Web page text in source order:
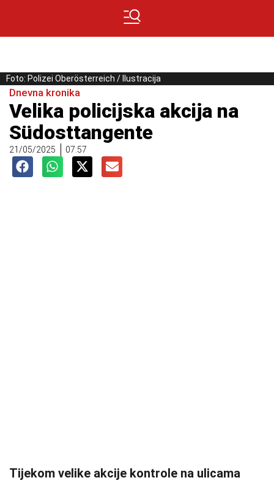
Foto: Polizei Oberösterreich / Ilustracija
Dnevna kronika
Velika policijska akcija na
Südosttangente
21/05/2025 07:57
Tijekom velike akcije kontrole na ulicama